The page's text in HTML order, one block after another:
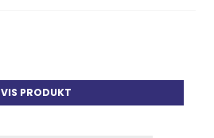
VIS PRODUKT